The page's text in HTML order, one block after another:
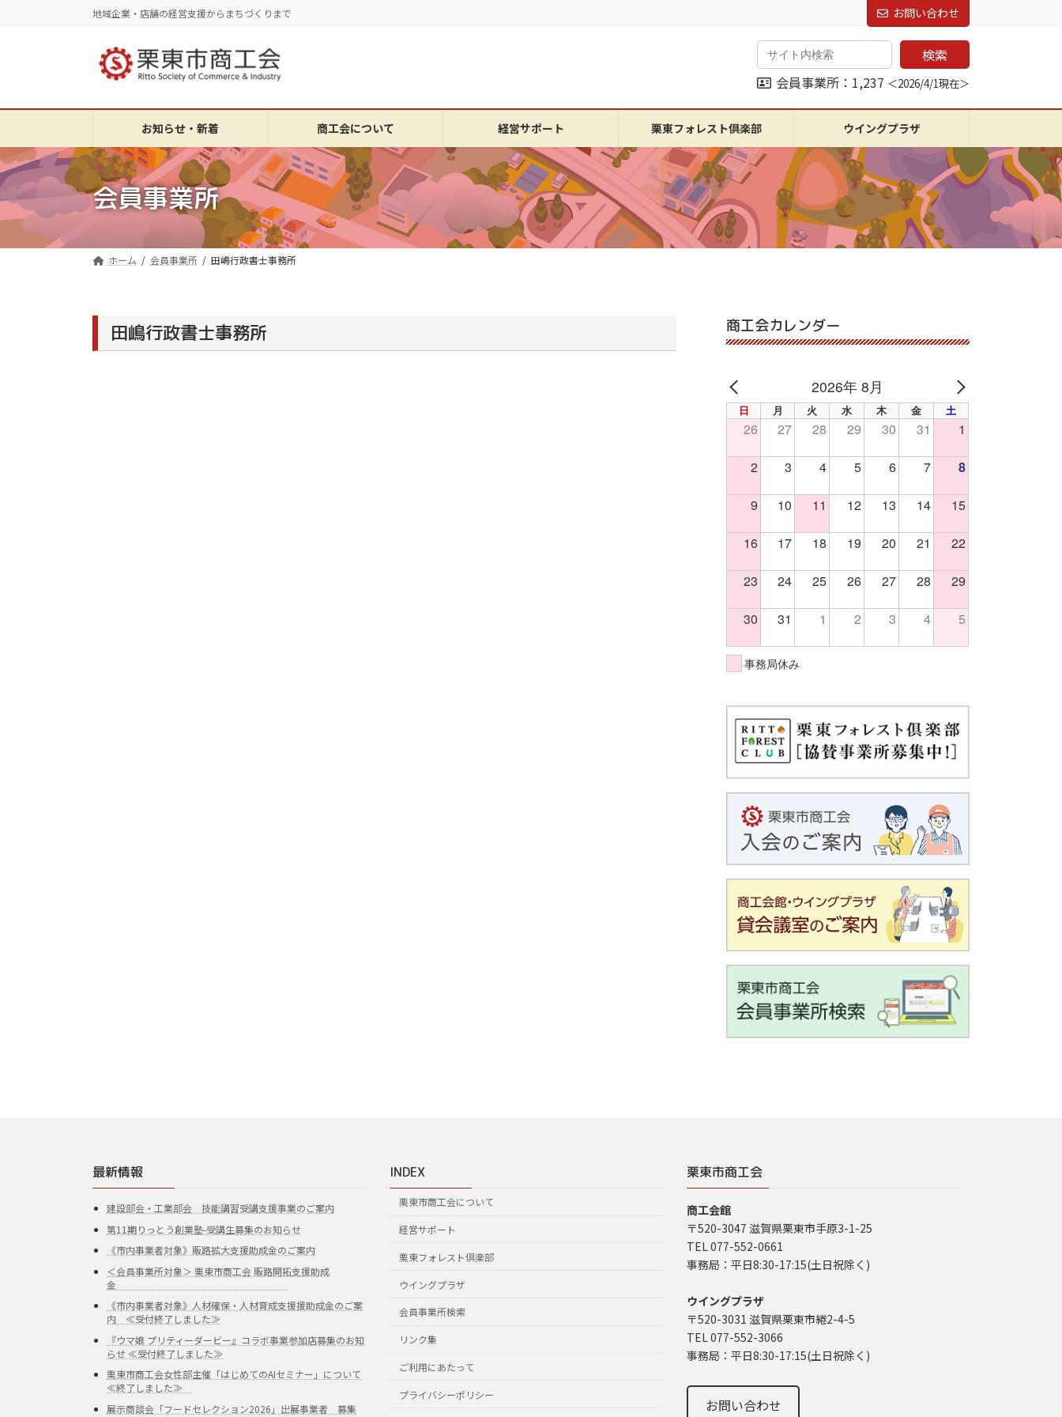
へ
ッ
プ
ョ
移
動
地域企業・店舗の経営支援からまちづくりまで お問い合わせ
検索
会員事業所：1,237 ＜2026/4/1現在＞
お知らせ・新着 商工会について 経営サポート 栗東フォレスト倶楽部 ウイングプラザ
会員事業所
ホーム 会員事業所 田嶋行政書士事務所
田嶋行政書士事務所 商工会カレンダー
PREV
2026年 8月
NEXT
日 月 火 水 木 金 土
26 27 28 29 30 31 1
2 3 4 5 6 7 8
9 10 11 12 13 14 15
16 17 18 19 20 21 22
23 24 25 26 27 28 29
30 31 1 2 3 4 5
事務局休み
最新情報
建設部会・工業部会 技能講習受講支援事業のご案内
第11期りっとう創業塾-受講生募集のお知らせ
《市内事業者対象》販路拡大支援助成金のご案内
＜会員事業所対象＞ 栗東市商工会 販路開拓支援助成
金
《市内事業者対象》人材確保・人材育成支援援助成金のご案
内 ≪受付終了しました≫
『ウマ娘 プリティーダービー』コラボ事業参加店募集のお知
らせ ≪受付終了しました≫
栗東市商工会女性部主催「はじめてのAIセミナー」について
≪終了しました≫
展示商談会「フードセレクション2026」出展事業者 募集
INDEX
栗東市商工会について
経営サポート
栗東フォレスト倶楽部
ウイングプラザ
会員事業所検索
リンク集
ご利用にあたって
プライバシーポリシー
栗東市商工会
商工会館
〒520-3047 滋賀県栗東市手原3-1-25
TEL 077-552-0661
事務局：平日8:30-17:15(土日祝除く)
ウイングプラザ
〒520-3031 滋賀県栗東市綣2-4-5
TEL 077-552-3066
事務局：平日8:30-17:15(土日祝除く)
お問い合わせ